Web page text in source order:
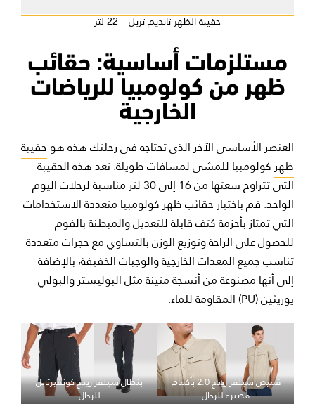
حقيبة الظهر تانديم تريل – 22 لتر
مستلزمات أساسية: حقائب
ظهر من كولومبيا للرياضات
الخارجية
العنصر الأساسي الآخر الذي تحتاجه في رحلتك هذه هوحقيبة
ظهركولومبيا للمشي لمسافات طويلة. تعد هذه الحقيبة
التي تتراوح سعتها من 16 إلى 30 لتر مناسبة لرحلات اليوم
الواحد. قم باختيار حقائب ظهر كولومبيا متعددة الاستخدامات
التي تمتاز بأحزمة كتف قابلة للتعديل والمبطنة بالفوم
للحصول على الراحة وتوزيع الوزن بالتساوي مع حجرات متعددة
تناسب جميع المعدات الخارجية والوجبات الخفيفة، بالإضافة
إلى أنها مصنوعة من أنسجة متينة مثل البوليستر والبولي
يوريثين (PU) المقاومة للماء.
قميص سيلفر ريدج 2.0 بأكمام
قصيرة للرجال
بنطال سيلفر ريدج كونفيرتابل
للرجال